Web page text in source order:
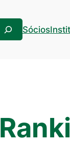
Sócios